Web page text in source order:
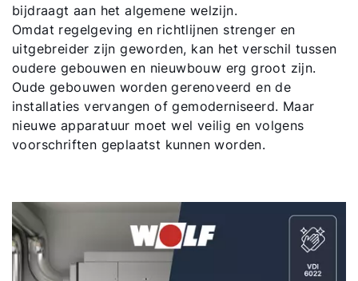
bijdraagt aan het algemene welzijn.
Omdat regelgeving en richtlijnen strenger en
uitgebreider zijn geworden, kan het verschil tussen
oudere gebouwen en nieuwbouw erg groot zijn.
Oude gebouwen worden gerenoveerd en de
installaties vervangen of gemoderniseerd. Maar
nieuwe apparatuur moet wel veilig en volgens
voorschriften geplaatst kunnen worden.
Hallo!
Contact met het team
Contactformulier